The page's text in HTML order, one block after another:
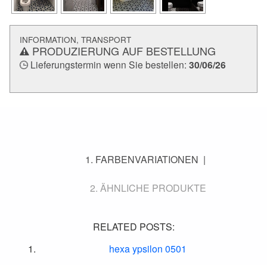
INFORMATION, TRANSPORT
PRODUZIERUNG AUF BESTELLUNG
Lieferungstermin wenn Sie bestellen: 30/06/26
FARBENVARIATIONEN
ÄHNLICHE PRODUKTE
RELATED POSTS:
hexa ypsilon 0501